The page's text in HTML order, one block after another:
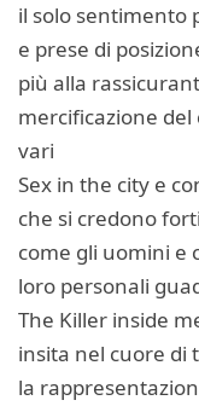
il solo sentimento
e prese di
più alla
mercificazione
vari
Sex in the city e
che si credono
come gli uomini e
loro personali
The Killer inside
insita nel cuore di
la